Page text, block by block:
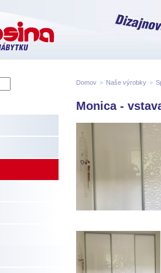
Domov > Naše výrobky >
Monica -